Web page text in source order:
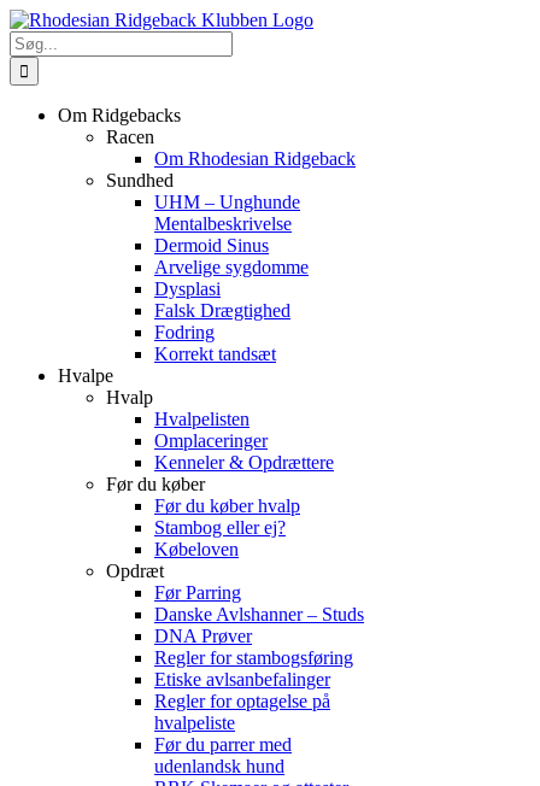
Skip
to
content
Søg
efter:
Om Ridgebacks
Racen
Om Rhodesian Ridgeback
Sundhed
UHM – Unghunde
Mentalbeskrivelse
Dermoid Sinus
Arvelige sygdomme
Dysplasi
Falsk Drægtighed
Fodring
Korrekt tandsæt
Hvalpe
Hvalp
Hvalpelisten
Omplaceringer
Kenneler & Opdrættere
Før du køber
Før du køber hvalp
Stambog eller ej?
Købeloven
Opdræt
Før Parring
Danske Avlshanner – Studs
DNA Prøver
Regler for stambogsføring
Etiske avlsanbefalinger
Regler for optagelse på
hvalpeliste
Før du parrer med
udenlandsk hund